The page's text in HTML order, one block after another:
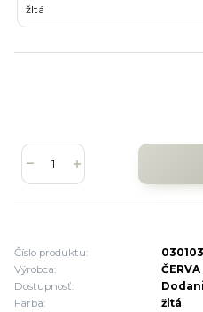
Číslo produktu:
Výrobca:
ČERVA
Dostupnosť:
Farba:
žltá